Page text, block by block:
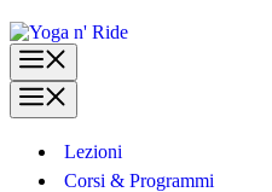
Vai
al
contenuto
Lezioni
Corsi & Programmi